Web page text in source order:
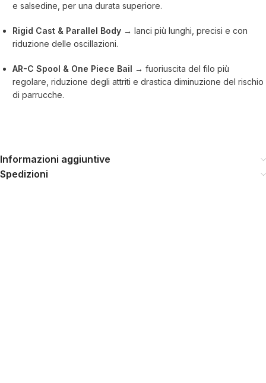
e salsedine, per una durata superiore.
Rigid Cast & Parallel Body → lanci più lunghi, precisi e con
riduzione delle oscillazioni.
AR-C Spool & One Piece Bail → fuoriuscita del filo più
regolare, riduzione degli attriti e drastica diminuzione del rischio
di parrucche.
Informazioni aggiuntive
Spedizioni